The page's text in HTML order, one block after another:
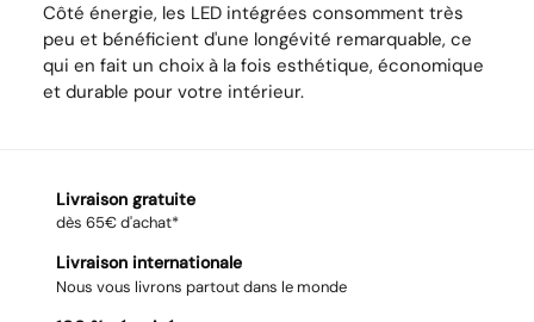
Côté énergie, les LED intégrées consomment très
peu et bénéficient d'une longévité remarquable, ce
qui en fait un choix à la fois esthétique, économique
et durable pour votre intérieur.
Livraison gratuite
dès 65€ d'achat*
Livraison internationale
Nous vous livrons partout dans le monde